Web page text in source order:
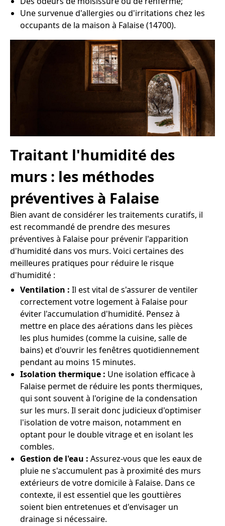
Une survenue d'allergies ou d'irritations chez les
occupants de la maison à Falaise (14700).
Traitant l'humidité des
murs : les méthodes
préventives à Falaise
Bien avant de considérer les traitements curatifs, il
est recommandé de prendre des mesures
préventives à Falaise pour prévenir l'apparition
d'humidité dans vos murs. Voici certaines des
meilleures pratiques pour réduire le risque
d'humidité :
Ventilation : Il est vital de s'assurer de ventiler
correctement votre logement à Falaise pour
éviter l'accumulation d'humidité. Pensez à
mettre en place des aérations dans les pièces
les plus humides (comme la cuisine, salle de
bains) et d'ouvrir les fenêtres quotidiennement
pendant au moins 15 minutes.
Isolation thermique : Une isolation efficace à
Falaise permet de réduire les ponts thermiques,
qui sont souvent à l'origine de la condensation
sur les murs. Il serait donc judicieux d'optimiser
l'isolation de votre maison, notamment en
optant pour le double vitrage et en isolant les
combles.
Gestion de l'eau : Assurez-vous que les eaux de
pluie ne s'accumulent pas à proximité des murs
extérieurs de votre domicile à Falaise. Dans ce
contexte, il est essentiel que les gouttières
soient bien entretenues et d'envisager un
drainage si nécessaire.